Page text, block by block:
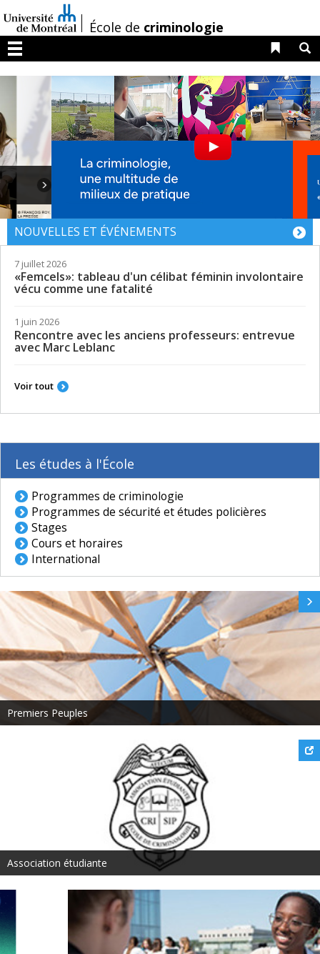
au
contenu
/École de criminologie
Menu
Liens
NOUVELLES ET ÉVÉNEMENTS
7 juillet 2026
«Femcels»: tableau d'un célibat féminin involontaire
vécu comme une fatalité
1 juin 2026
Rencontre avec les anciens professeurs: entrevue
avec Marc Leblanc
Voir tout
Les études à l'École
Programmes de criminologie
Programmes de sécurité et études policières
Stages
Cours et horaires
International
Premiers Peuples
Association étudiante